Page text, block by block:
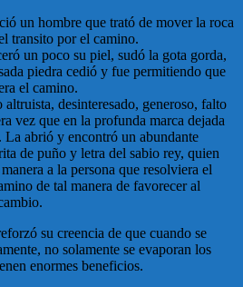
un hombre que trató de mover la roca
transito por el camino.
un poco su piel, sudó la gota gorda,
piedra cedió y fue permitiendo que
el camino.
desinteresado, generoso, falto
vez que en la profunda marca dejada
abrió y encontró un abundante
de puño y letra del sabio rey, quien
a la persona que resolviera el
de tal manera de favorecer al
su creencia de que cuando se
no solamente se evaporan los
enormes beneficios.